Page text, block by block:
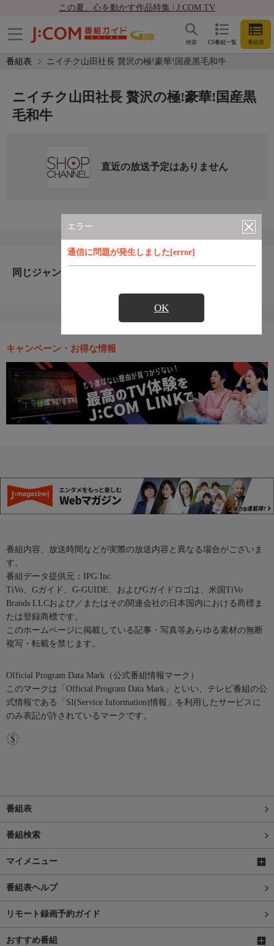
この夏、心を動かす作品特集 | J:COM TV
CS番組一覧 番組表
検索
番組表 ニイチク山田社長 贅沢の極!豪華!国産黒毛和牛
エラー
通信に問題が発生しました[error]
OK
ニイチク山田社長 贅沢の極!豪華!国産黒
毛和牛
直近の放送予定はありません
同じジャンルのおすすめ番組
キャンペーン・お得な情報
番組内容、放送時間などが実際の放送内容と異なる場合がございま
す。
番組データ提供元：IPG Inc.
TiVo、Gガイド、G-GUIDE、およびGガイドロゴは、米国TiVo
Brands LLCおよび／またはその関連会社の日本国内における商標ま
たは登録商標です。
このホームページに掲載している記事・写真等あらゆる素材の無断
複写・転載を禁じます。
Official Program Data Mark（公式番組情報マーク）
このマークは「Official Program Data Mark」といい、テレビ番組の公
式情報である「SI(Service Information)情報」を利用したサービスに
のみ表記が許されているマークです。
番組表
番組検索
マイメニュー
番組表ヘルプ
リモート録画予約ガイド
おすすめ番組